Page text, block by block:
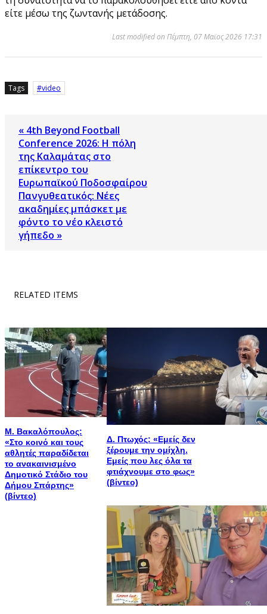
είτε μέσω της ζωντανής μετάδοσης.
Last modified on Πέμπτη, 07 Μαϊος 2026 17:31
Tags video
« 4th Beyond Football
Conference 2026: Η πόλη
της Καλαμάτας στο
επίκεντρο του
Ευρωπαϊκού Ποδοσφαίρου
Πανγυθεατικός: Νέες
ακαδημίες μπάσκετ με
φόντο το νέο κλειστό
γήπεδο »
RELATED ITEMS
Μ. Βακαλόπουλος:
«Στο κοινό και τους
αθλητές παραδίδεται
το ανακαινισμένο
Δημοτικό Στάδιο του
Δήμου Σπάρτης»
(βίντεο)
Δ. Πτωχός: «Εμείς δεν
ξέρουμε την ομίχλη.
Εμείς που λες όλα τα
φτιάχνουμε στο φως»
(βίντεο)